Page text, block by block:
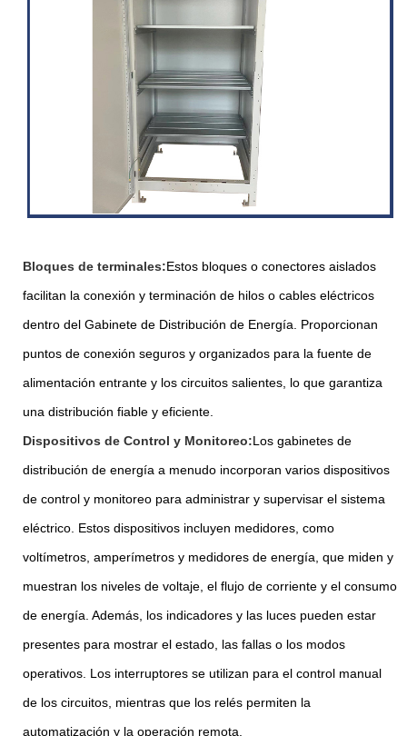
Bloques de terminales:Estos bloques o conectores aislados
facilitan la conexión y terminación de hilos o cables eléctricos
dentro del Gabinete de Distribución de Energía. Proporcionan
puntos de conexión seguros y organizados para la fuente de
alimentación entrante y los circuitos salientes, lo que garantiza
una distribución fiable y eficiente.
Dispositivos de Control y Monitoreo:Los gabinetes de
distribución de energía a menudo incorporan varios dispositivos
de control y monitoreo para administrar y supervisar el sistema
eléctrico. Estos dispositivos incluyen medidores, como
voltímetros, amperímetros y medidores de energía, que miden y
muestran los niveles de voltaje, el flujo de corriente y el consumo
de energía. Además, los indicadores y las luces pueden estar
presentes para mostrar el estado, las fallas o los modos
operativos. Los interruptores se utilizan para el control manual
de los circuitos, mientras que los relés permiten la
automatización y la operación remota.